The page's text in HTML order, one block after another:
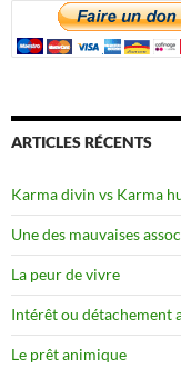
ARTICLES RÉCENTS
Karma divin vs Karma
Une des mauvaises
La peur de vivre
Intérêt ou détachement
Le prêt animique